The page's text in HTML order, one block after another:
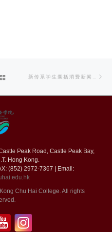
TO
POST
Peak Road, Castle Peak Bay,
Hong Kong.
(852) 2972-7367 | Email:
Chu Hai College. All rights